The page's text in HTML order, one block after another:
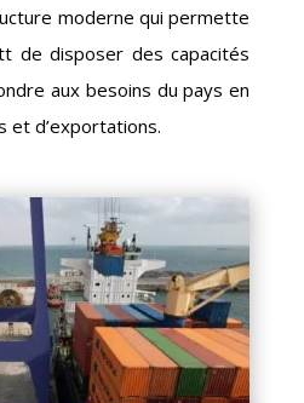
moderne qui permette
de disposer des capacités
aux besoins du pays en
et d’exportations.